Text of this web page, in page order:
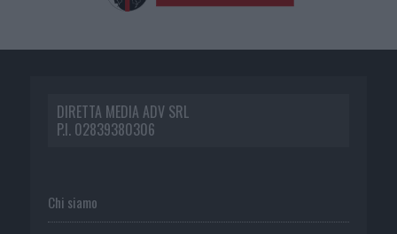
DIRETTA MEDIA ADV SRL
P.I. 02839380306
Chi siamo